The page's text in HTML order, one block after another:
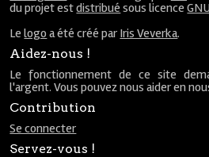
du projet estdistribué sous licence
Lelogo a été créé par Iris Veverka.
Aidez-nous !
Le fonctionnement de ce site
l'argent. Vous pouvez nous aider en
Contribution
Se connecter
Servez-vous !